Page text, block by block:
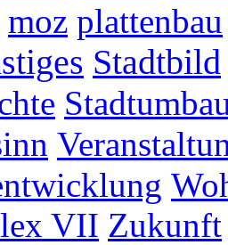
moz plattenbau
Stadtbild
VII Zukunft